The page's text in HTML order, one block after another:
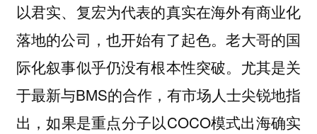
以君实、复宏为代表的真实在海外有商业化
落地的公司，也开始有了起色。老大哥的国
际化叙事似乎仍没有根本性突破。尤其是关
于最新与BMS的合作，有市场人士尖锐地指
出，如果是重点分子以COCO模式出海确实